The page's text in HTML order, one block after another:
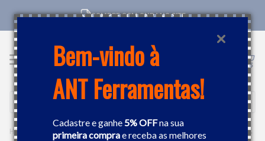
Bem-vindo à
ANT Ferramentas!
Cadastre e ganhe5% OFFna sua
primeira comprae receba as melhores
COMPRE COM CNPJ NO SITE
Buscar
FERRAMENTAS MANUAIS CHAVES CHAVE TORX T45 TRAMONTINA 44351045